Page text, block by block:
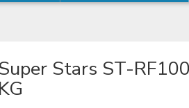
Stars ST-
KG